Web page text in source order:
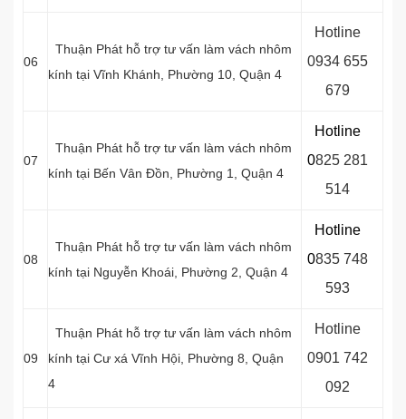
06
Thuận Phát hỗ trợ tư vấn làm vách nhôm
kính tại Vĩnh Khánh, Phường 10, Quận 4
Hotline
0934 655
679
07
Thuận Phát hỗ trợ tư vấn làm vách nhôm
kính tại Bến Vân Ðồn, Phường 1, Quận 4
Hotline
0825 281
514
08
Thuận Phát hỗ trợ tư vấn làm vách nhôm
kính tại Nguyễn Khoái, Phường 2, Quận 4
Hotline
0835 748
593
09
Thuận Phát hỗ trợ tư vấn làm vách nhôm
kính tại Cư xá Vĩnh Hội, Phường 8, Quận
4
Hotline
0901 742
092